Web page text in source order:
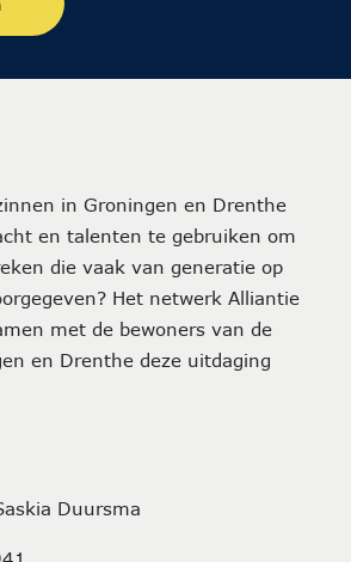
in Groningen en Drenthe
en talenten te gebruiken om
die vaak van generatie op
Het netwerk Alliantie
met de bewoners van de
en Drenthe deze uitdaging
Duursma